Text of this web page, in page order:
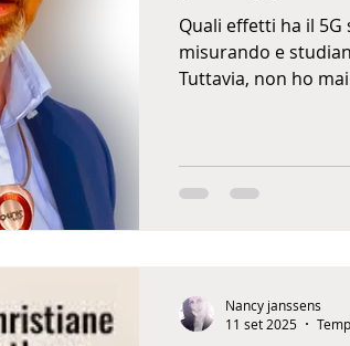
Quali effetti ha il
misurando e
Tuttavia, non ho
Nancy janssens
11 set 2025